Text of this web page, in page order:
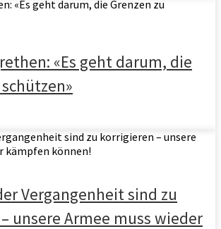
«Es geht darum, die
Vergangenheit sind zu
unsere Armee muss wieder